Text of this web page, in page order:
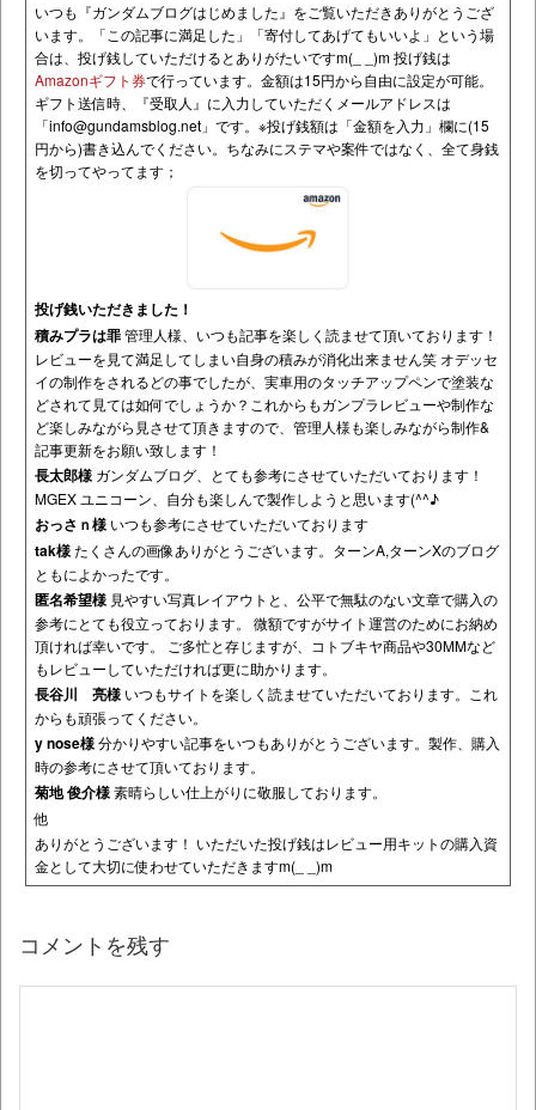
いつも『ガンダムブログはじめました』をご覧いただきありがとうござ
います。「この記事に満足した」「寄付してあげてもいいよ」という場
合は、投げ銭していただけるとありがたいですm(_ _)m 投げ銭は
Amazonギフト券で行っています。金額は15円から自由に設定が可能。
ギフト送信時、『受取人』に入力していただくメールアドレスは
「info@gundamsblog.net 」です。 ※投げ銭額は「金額を入力」欄に(15
円から)書き込んでください。ちなみにステマや案件ではなく、全て身銭
を切ってやってます；
投げ銭いただきました！
積みプラは罪管理人様、いつも記事を楽しく読ませて頂いております！
レビューを見て満足してしまい自身の積みが消化出来ません笑 オデッセ
イの制作をされるどの事でしたが、実車用のタッチアップペンで塗装な
どされて見ては如何でしょうか？これからもガンプラレビューや制作な
ど楽しみながら見させて頂きますので、管理人様も楽しみながら制作&
記事更新をお願い致します！
長太郎様 ガンダムブログ、とても参考にさせていただいております！
MGEX ユニコーン、自分も楽しんで製作しようと思います(^^♪
おっさｎ様 いつも参考にさせていただいております
tak様たくさんの画像ありがとうございます。ターンA,ターンXのブログ
ともによかったです。
匿名希望様 見やすい写真レイアウトと、公平で無駄のない文章で購入の
参考にとても役立っております。 微額ですがサイト運営のためにお納め
頂ければ幸いです。 ご多忙と存じますが、コトブキヤ商品や30MMなど
もレビューしていただければ更に助かります。
長谷川 亮様 いつもサイトを楽しく読ませていただいております。これ
からも頑張ってください。
y nose様分かりやすい記事をいつもありがとうございます。製作、購入
時の参考にさせて頂いております。
菊地 俊介様素晴らしい仕上がりに敬服しております。
他
ありがとうございます！ いただいた投げ銭はレビュー用キットの購入資
金として大切に使わせていただきますm(_ _)m
コメントを残す